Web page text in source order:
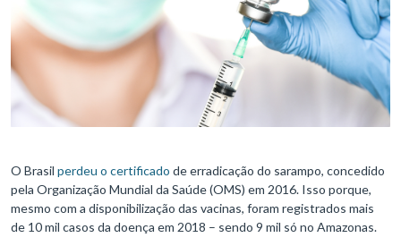
O Brasil perdeu o certificado de erradicação do sarampo, concedido
pela Organização Mundial da Saúde (OMS) em 2016. Isso porque,
mesmo com a disponibilização das vacinas, foram registrados mais
de 10 mil casos da doença em 2018 – sendo 9 mil só no Amazonas.